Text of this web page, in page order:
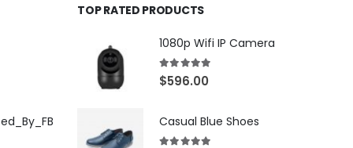
TOP RATED PRODUCTS
1080p Wifi IP Camera
5.00out of 5
$596.00
Casual Blue Shoes